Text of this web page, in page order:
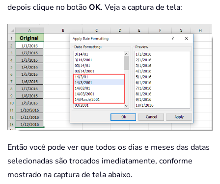
depois clique no botãoOK. Veja a captura de tela:
Então você pode ver que todos os dias e meses das datas
selecionadas são trocados imediatamente, conforme
mostrado na captura de tela abaixo.